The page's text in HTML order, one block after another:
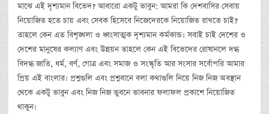
মাঝে এই দৃশ্যমান বিভেদ? আবারো একটু ভাবুন: আমরা কি দেশবাসির সেবায়
নিয়োজিত হতে চায় এবং সেবক হিসেবে নিজেদেরকে নিয়োজিত রাখতে চাই?
তাহলে কেন এত বিশৃঙ্খলা ও ধ্বংসাত্মক দৃশ্যমান কর্মকান্ড। সবাই চাই দেশের ও
দেশের মানুষের কল্যাণ এবং উন্নয়ন তাহলে কেন এই বিভেদের রোষানলে দগ্ধ
বিদগ্ধ জাতি, ধর্ম, বর্ণ, গোত্র এবং সমাজ ও সংস্কৃতি আর সংসার সর্বোপরি আমার
প্রিয় এই বাংলার। প্রশ্নগুলি এবং প্রশ্নবানে বলা কথাগুলি নিয়ে নিজ নিজ অবস্থান
থেকে একটু ভাবুন এবং নিজ নিজ ভুবনে ভাবনার ফলাফল প্রকাশে নিয়োজিত
থাকুন।